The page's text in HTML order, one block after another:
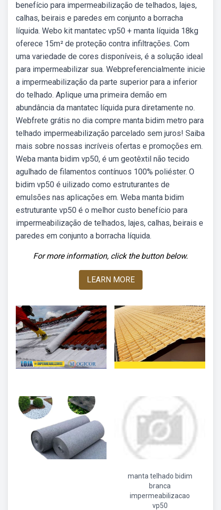
benefício para impermeabilização de telhados, lajes,
calhas, beirais e paredes em conjunto a borracha
líquida. Webo kit mantatec vp50 + manta líquida 18kg
oferece 15m² de proteção contra infiltrações. Com
uma variedade de cores disponíveis, é a solução ideal
para impermeabilizar sua. Webpreferencialmente inicie
a impermeabilização da parte superior para a inferior
do telhado. Aplique uma primeira demão em
abundância da mantatec líquida pura diretamente no.
Webfrete grátis no dia compre manta bidim metro para
telhado impermeabilização parcelado sem juros! Saiba
mais sobre nossas incríveis ofertas e promoções em.
Weba manta bidim vp50, é um geotêxtil não tecido
agulhado de filamentos contínuos 100% poliéster. O
bidim vp50 é uilizado como estruturantes de
emulsões nas aplicações em. Weba manta bidim
estruturante vp50 é o melhor custo benefício para
impermeabilização de telhados, lajes, calhas, beirais e
paredes em conjunto a borracha líquida.
For more information, click the button below.
LEARN MORE
manta telhado bidim
branca
impermeabilizacao
vp50